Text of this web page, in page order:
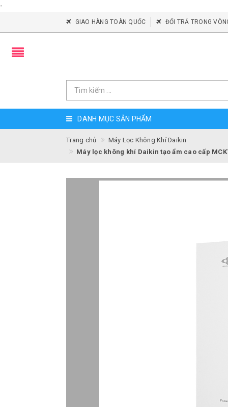
-
GIAO HÀNG TOÀN QUỐC ĐỔI TRẢ TRONG
DANH MỤC SẢN PHẨM
Trang chủ
Máy Lọc Không Khí Daikin
Máy lọc không khí Daikin tạo ẩm cao cấp